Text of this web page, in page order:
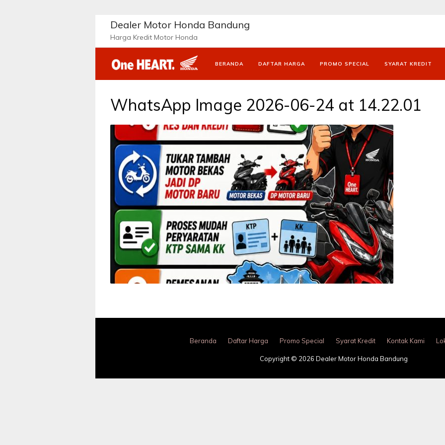
Dealer Motor Honda Bandung
Harga Kredit Motor Honda
BERANDA DAFTAR HARGA PROMO SPECIAL SYARAT KREDIT
WhatsApp Image 2026-06-24 at 14.22.01
Beranda Daftar Harga Promo Special Syarat Kredit Kontak Kami
Copyright © 2026 Dealer Motor Honda Bandung